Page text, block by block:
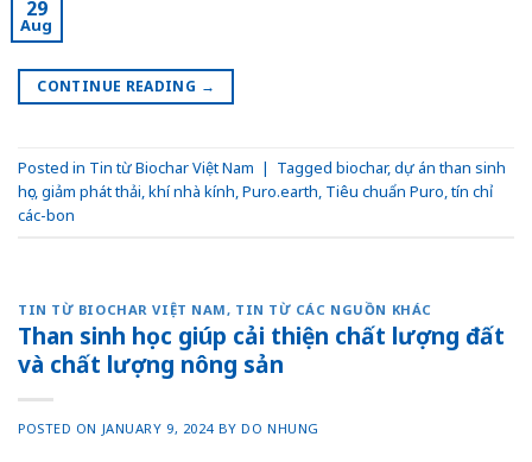
29
Aug
CONTINUE READING →
Posted in Tin từ Biochar Việt Nam | Tagged biochar,dự án than sinh
học,giảm phát thải,khí nhà kính,Puro.earth, Tiêu chuẩn Puro,tín chỉ
các-bon
TIN TỪ BIOCHAR VIỆT NAM, TIN TỪ CÁC NGUỒN KHÁC
Than sinh học giúp cải thiện chất lượng đất
và chất lượng nông sản
POSTED ON JANUARY 9, 2024 BYDO NHUNG